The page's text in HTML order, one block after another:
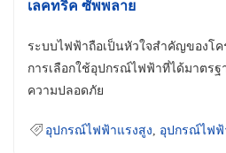
เลคทริค ซัพพลาย
ระบบไฟฟ้าถือเป็นหัวใจสำคัญของโค
การเลือกใช้อุปกรณ์ไฟฟ้าที่ได้มาตร
ความปลอดภัย
อุปกรณ์ไฟฟ้าแรงสูง อุปกรณ์ไฟฟ้